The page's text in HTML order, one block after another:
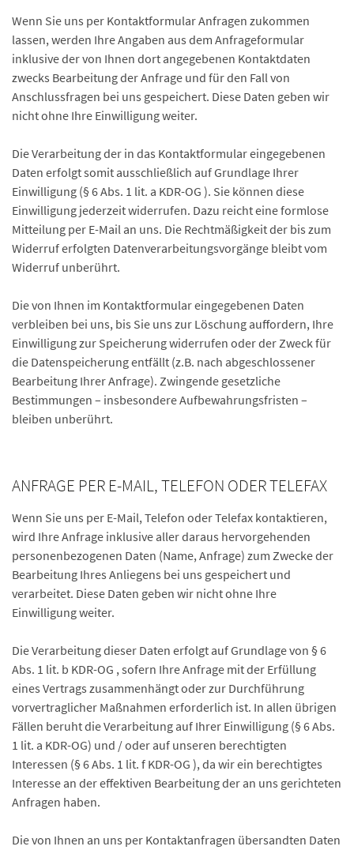
Wenn Sie uns per Kontaktformular Anfragen zukommen
lassen, werden Ihre Angaben aus dem Anfrageformular
inklusive der von Ihnen dort angegebenen Kontaktdaten
zwecks Bearbeitung der Anfrage und für den Fall von
Anschlussfragen bei uns gespeichert. Diese Daten geben wir
nicht ohne Ihre Einwilligung weiter.
Die Verarbeitung der in das Kontaktformular eingegebenen
Daten erfolgt somit ausschließlich auf Grundlage Ihrer
Einwilligung (§ 6 Abs. 1 lit. a KDR-OG ). Sie können diese
Einwilligung jederzeit widerrufen. Dazu reicht eine formlose
Mitteilung per E-Mail an uns. Die Rechtmäßigkeit der bis zum
Widerruf erfolgten Datenverarbeitungsvorgänge bleibt vom
Widerruf unberührt.
Die von Ihnen im Kontaktformular eingegebenen Daten
verbleiben bei uns, bis Sie uns zur Löschung auffordern, Ihre
Einwilligung zur Speicherung widerrufen oder der Zweck für
die Datenspeicherung entfällt (z.B. nach abgeschlossener
Bearbeitung Ihrer Anfrage). Zwingende gesetzliche
Bestimmungen – insbesondere Aufbewahrungsfristen –
bleiben unberührt.
ANFRAGE PER E-MAIL, TELEFON ODER TELEFAX
Wenn Sie uns per E-Mail, Telefon oder Telefax kontaktieren,
wird Ihre Anfrage inklusive aller daraus hervorgehenden
personenbezogenen Daten (Name, Anfrage) zum Zwecke der
Bearbeitung Ihres Anliegens bei uns gespeichert und
verarbeitet. Diese Daten geben wir nicht ohne Ihre
Einwilligung weiter.
Die Verarbeitung dieser Daten erfolgt auf Grundlage von § 6
Abs. 1 lit. b KDR-OG , sofern Ihre Anfrage mit der Erfüllung
eines Vertrags zusammenhängt oder zur Durchführung
vorvertraglicher Maßnahmen erforderlich ist. In allen übrigen
Fällen beruht die Verarbeitung auf Ihrer Einwilligung (§ 6 Abs.
1 lit. a KDR-OG) und / oder auf unseren berechtigten
Interessen (§ 6 Abs. 1 lit. f KDR-OG ), da wir ein berechtigtes
Interesse an der effektiven Bearbeitung der an uns gerichteten
Anfragen haben.
Die von Ihnen an uns per Kontaktanfragen übersandten Daten